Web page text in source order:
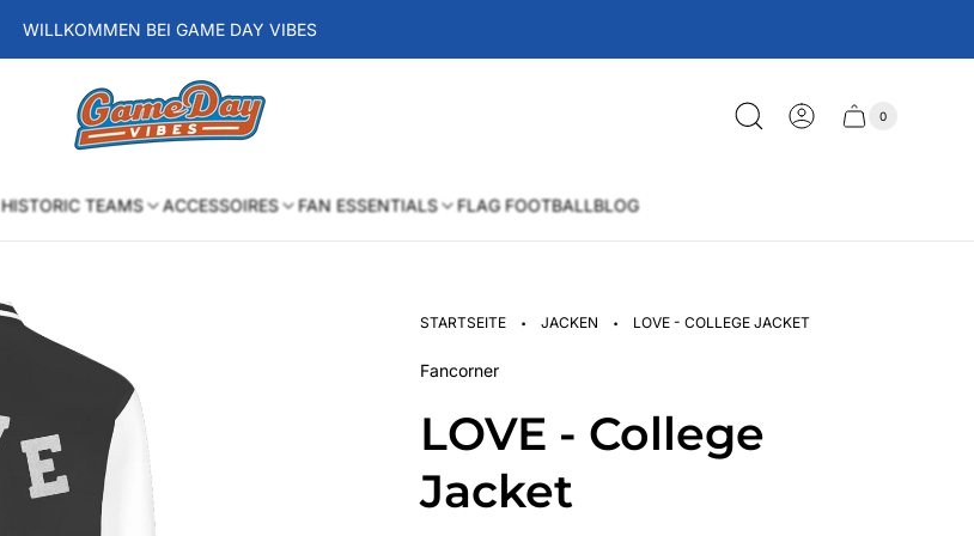
WILLKOMMEN BEI GAME DAY VIBES
Laden-
Logo
Schublade
Anzahl
0
HISTORIC TEAMS ACCESSOIRES FAN ESSENTIALS FLAG FOOTBALLBLOG
STARTSEITE · JACKEN · LOVE - COLLEGE JACKET
Fancorner
LOVE - College
Jacket